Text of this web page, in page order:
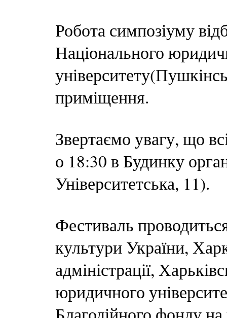
Робота симпозіуму
Національного
приміщення.
Звертаємо увагу, що
о 18:30 в Будинку
Університетська, 11).
Фестиваль
культури України,
адміністрації,
юридичного